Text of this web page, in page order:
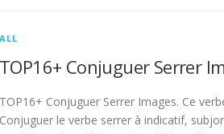
ALL
TOP16+ Conjuguer Serrer
TOP16+ Conjuguer Serrer Images. Ce
Conjuguer le verbe serrer à indicatif,